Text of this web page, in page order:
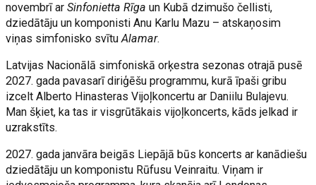
novembrī arSinfonietta Rīga un Kubā dzimušo čellisti,
dziedātāju un komponisti Anu Karlu Mazu – atskaņosim
viņas simfonisko svītuAlamar.
Latvijas Nacionālā simfoniskā orķestra sezonas otrajā pusē
2027. gada pavasarī diriģēšu programmu, kurā īpaši gribu
izcelt Alberto Hinasteras Vijoļkoncertu ar Daniilu Bulajevu.
Man šķiet, ka tas ir visgrūtākais vijoļkoncerts, kāds jelkad ir
uzrakstīts.
2027. gada janvāra beigās Liepājā būs koncerts ar kanādiešu
dziedātāju un komponistu Rūfusu Veinraitu. Viņam ir